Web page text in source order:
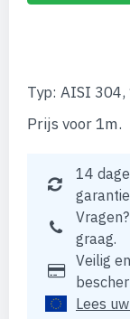
Typ: AISI
Prijs voor 1m.
14
garantie
graag.
Veilig
Lees